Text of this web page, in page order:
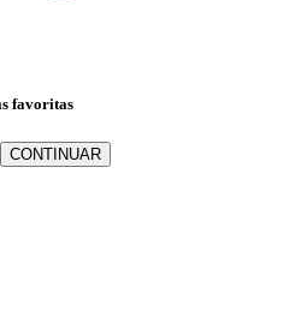
favoritas
CONTINUAR